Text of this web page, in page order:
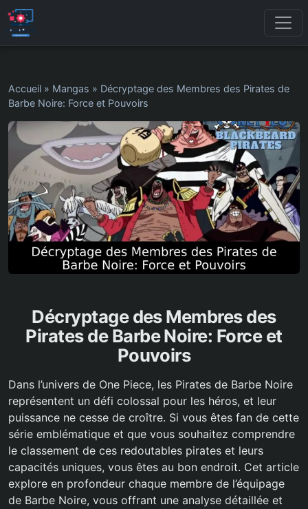
Accueil » Mangas » Décryptage des Membres des Pirates de
Barbe Noire: Force et Pouvoirs
Décryptage des Membres des
Pirates de Barbe Noire: Force et
Pouvoirs
Dans l’univers de One Piece, les Pirates de Barbe Noire
représentent un défi colossal pour les héros, et leur
puissance ne cesse de croître. Si vous êtes fan de cette
série emblématique et que vous souhaitez comprendre
le classement de ces redoutables pirates et leurs
capacités uniques, vous êtes au bon endroit. Cet article
explore en profondeur chaque membre de l’équipage
de Barbe Noire, vous offrant une analyse détaillée et